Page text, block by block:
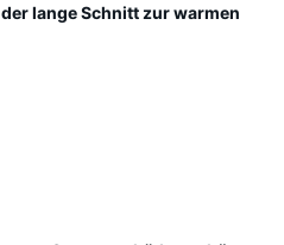
lange Schnitt zur warmen